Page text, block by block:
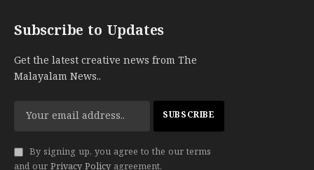
Subscribe to Updates
Get the latest creative news from The
Malayalam News..
By signing up, you agree to the our terms
and our Privacy Policy agreement.